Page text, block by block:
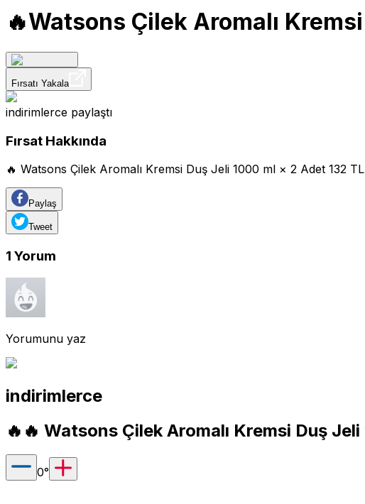
🔥Watsons Çilek Aromalı
Fırsatı Yakala
indirimlerce paylaştı
Fırsat Hakkında
🔥 Watsons Çilek Aromalı Kremsi Duş Jeli 1000 ml × 2 Adet 132 TL
Paylaş
Tweet
1 Yorum
Yorumunu yaz
indirimlerce
🔥🔥 Watsons Çilek Aromalı Kremsi Duş
0°